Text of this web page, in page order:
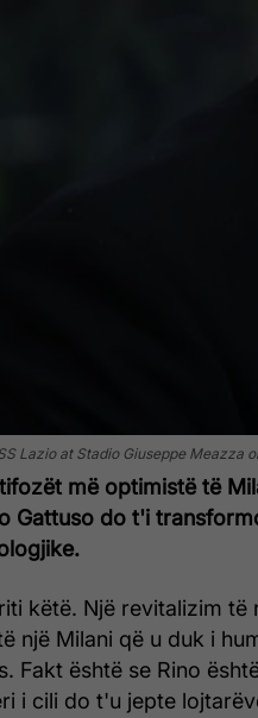
Lazio at Stadio Giuseppe Meazza
më optimistë të
Gattuso do t'i
këtë. Një revitalizim të
një Milani që u duk i
Fakt është se Rino
i cili do t'u jepte